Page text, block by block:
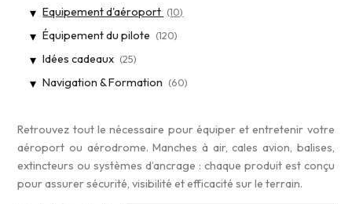
Equipement d'aéroport (10)
Équipement du pilote (120)
Idées cadeaux (25)
Navigation & Formation (60)
Retrouvez tout le nécessaire pour équiper et entretenir votre
aéroport ou aérodrome. Manches à air, cales avion, balises,
extincteurs ou systèmes d’ancrage : chaque produit est conçu
pour assurer sécurité, visibilité et efficacité sur le terrain.